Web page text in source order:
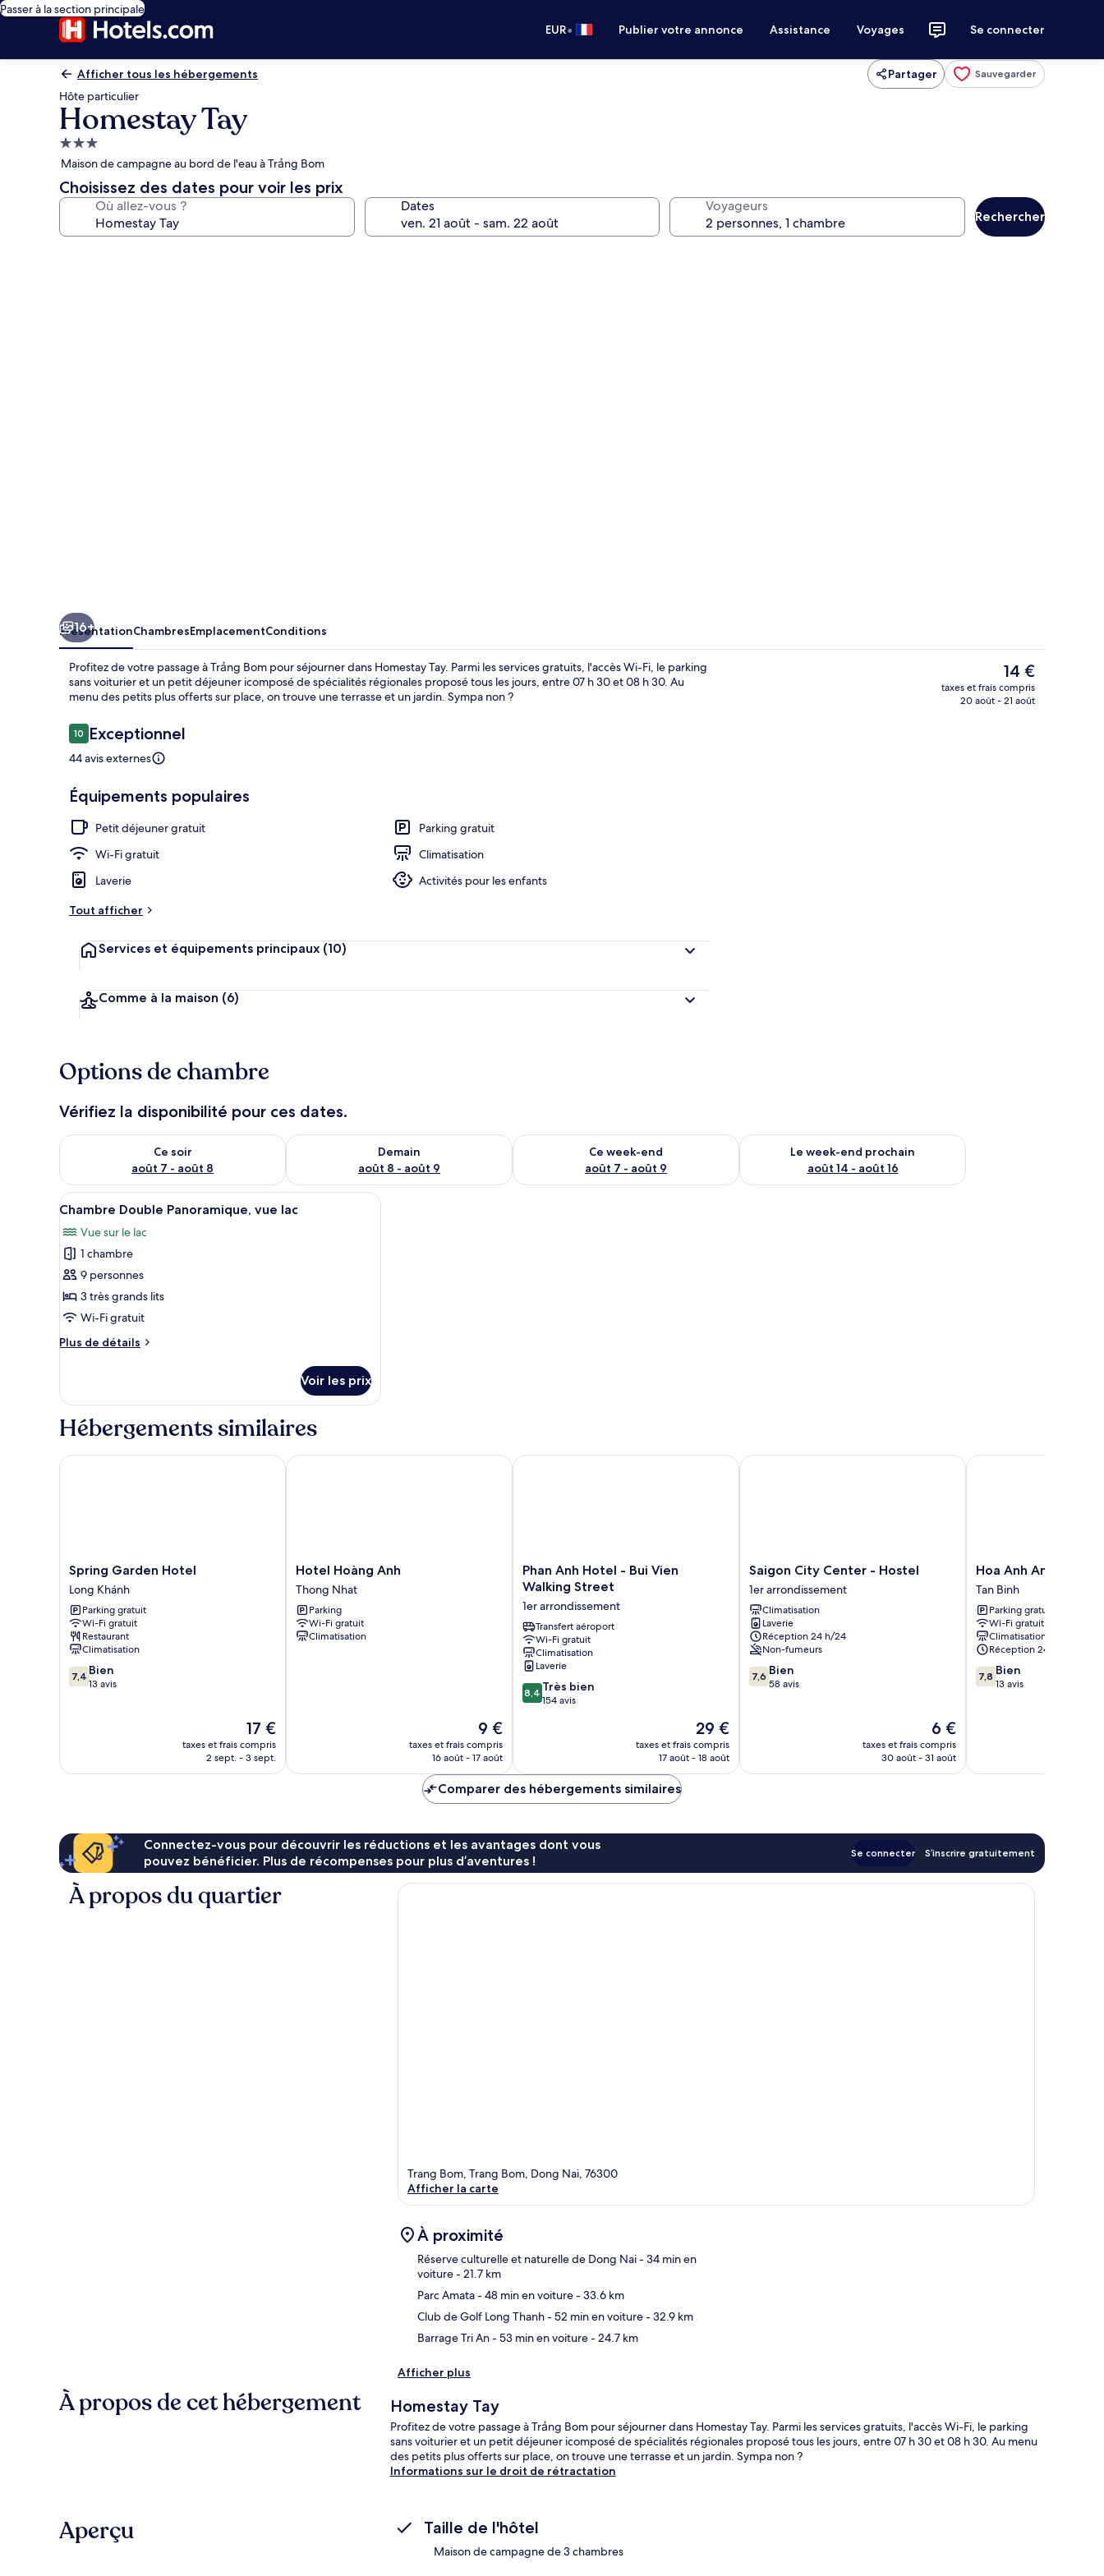
Passer à la section principale
EUR• Publier votre annonce Assistance Voyages Se connecter
Afficher tous les hébergements Partager Sauvegarder
Hôte particulier
Homestay Tay
Hébergement
3.0 étoiles
Maison de campagne au bord de l'eau à Trảng Bom
Choisissez des dates pour voir les prix
Où allez-vous ? Dates Voyageurs
Rechercher
16+
PrésentationChambresEmplacementConditions
Profitez de votre passage à Trảng Bom pour séjourner dans Homestay Tay. Parmi les services gratuits, l'accès Wi-Fi, le parking
sans voiturier et un petit déjeuner icomposé de spécialités régionales proposé tous les jours, entre 07 h 30 et 08 h 30. Au
menu des petits plus offerts sur place, on trouve une terrasse et un jardin. Sympa non ?
Avis
voyageurs
1010 sur 10
Exceptionnel
44 avis externes
Équipements populaires
Petit déjeuner gratuit
Parking gratuit
Wi-Fi gratuit
Climatisation
Laverie
Activités pour les enfants
Tout afficher
Services et équipements principaux (10)
Comme à la maison (6)
Le
prix
actuel
14 €
taxes et frais compris
20 août - 21 août
Options de chambre
Vérifiez la disponibilité pour ces dates.
Ce soir
août 7 - août 8
Vérifier la disponibilité pour ce soir août 7 - août 8
Demain
août 8 - août 9
Vérifier la disponibilité pour demain août 8 - août 9
Ce week-end
août 7 - août 9
Vérifier la disponibilité pour ce week-end août 7 - août 9
Le week-end prochain
août 14 - août 16
Vérifier la disponibilité pour le week-end prochain août 14 -
Afficher
toutes
les
photos
pour
ce
type
chambre :
Panoramique,
vue
Une chambre à coucher avec un lit, une fenêtre avec des rideaux et des tableaux accrochés au mur.
6
Chambre Double Panoramique, vue lac
Vue sur le lac
1 chambre
9 personnes
3 très grands lits
Wi-Fi gratuit
Plus de détails
Plus
le
type
de
Chambre
Voir les prix
Hébergements similaires
Spring
Garden
Hotel
Long
Khánh
Spring Garden Hotel
Long Khánh
Parking gratuit
Wi-Fi gratuit
Restaurant
Climatisation
7.4
sur
7,4 Bien
13 avis
Le
nouveau
prix
17 €
taxes et frais compris
2 sept. - 3 sept.
Spring Garden Hotel
Hotel
Hoàng
Anh
Thong
Nhat
Hotel Hoàng Anh
Thong Nhat
Parking
Wi-Fi gratuit
Climatisation
Le
nouveau
prix
de
9 €
taxes et frais compris
16 août - 17 août
Hotel Hoàng Anh
Phan
Anh
-
Bui
Vien
Walking
Street
1er
arrondissement
Phan Anh Hotel - Bui Vien
Walking Street
1er arrondissement
Transfert aéroport
Wi-Fi gratuit
Climatisation
Laverie
8.4
sur
8,4 Très bien
154 avis
Le
nouveau
prix
29 €
taxes et frais compris
17 août - 18 août
Phan Anh Hotel - Bui Vien Walking Street
Saigon
City
Center
-
Hostel
1er
arrondissement
Saigon City Center - Hostel
1er arrondissement
Climatisation
Laverie
Réception 24 h/24
Non-fumeurs
7.6
sur
7,6 Bien
58 avis
Le
nouveau
prix
6 €
taxes et frais compris
30 août - 31 août
Saigon City Center - Hostel
Hoa
Anh
Anh
Tan
Binh
Hoa Anh Anh
Tan Binh
Parking gratuit
Wi-Fi gratuit
Climatisation
Réception 24 h/24
7.8
sur
7,8 Bien
13 avis
Hoa Anh Anh
Comparer des hébergements similaires
Connectez-vous pour découvrir les réductions et les avantages dont vous
pouvez bénéficier. Plus de récompenses pour plus d’aventures !
Se connecter S’inscrire gratuitement
À propos du quartier
Trang Bom, Trang Bom, Dong Nai, 76300
Afficher la carte
À proximité
Réserve culturelle et naturelle de Dong Nai- 34 min en
voiture- 21.7 km
Parc Amata- 48 min en voiture- 33.6 km
Club de Golf Long Thanh- 52 min en voiture- 32.9 km
Barrage Tri An- 53 min en voiture- 24.7 km
Afficher plus
À propos de cet hébergement Homestay Tay
Profitez de votre passage à Trảng Bom pour séjourner dans Homestay Tay. Parmi les services gratuits, l'accès Wi-Fi, le parking
sans voiturier et un petit déjeuner icomposé de spécialités régionales proposé tous les jours, entre 07 h 30 et 08 h 30. Au menu
des petits plus offerts sur place, on trouve une terrasse et un jardin. Sympa non ?
Informations sur le droit de rétractation
Aperçu Taille de l'hôtel
Maison de campagne de 3 chambres